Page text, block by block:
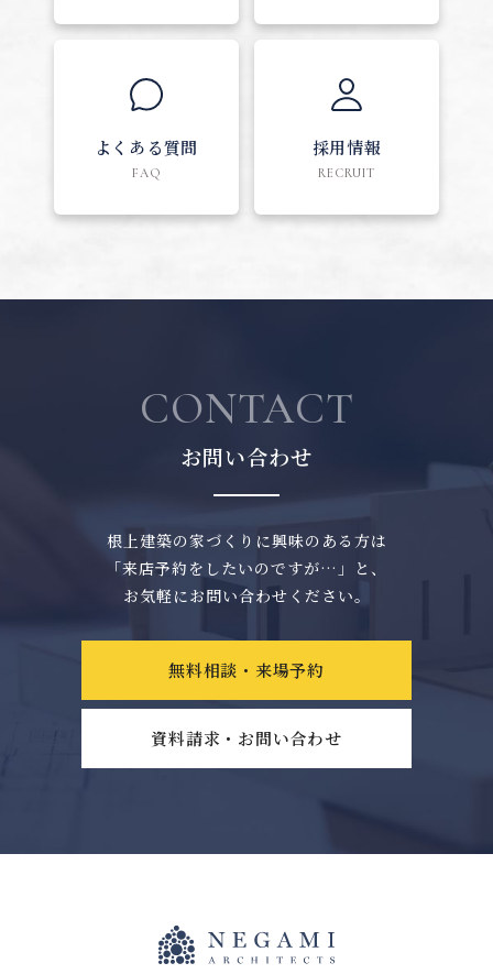
よくある質問
FAQ
採用情報
RECRUIT
CONTACT
お問い合わせ
根上建築の家づくりに興味のある方は
「来店予約をしたいのですが…」と、
お気軽にお問い合わせください。
無料相談・来場予約
資料請求・お問い合わせ